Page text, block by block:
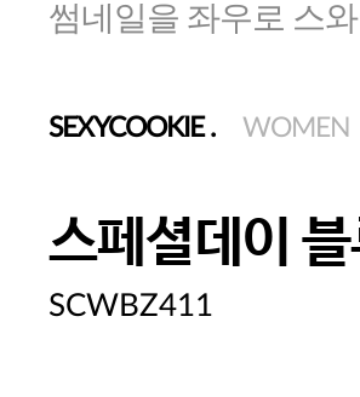
썸네일을 좌우로 스
SEXYCOOKIE. WOMEN
스페셜데이
SCWBZ411